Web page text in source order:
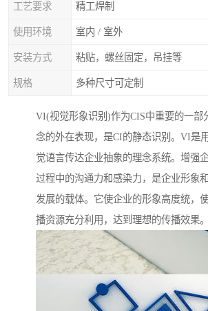
工艺要求 精工焊制
使用环境 室内 / 室外
安装方式 粘贴，螺丝固定，吊挂等
规格 多种尺寸可定制
VI(视觉形象识别)作为CIS中重要的一部
念的外在表现，是CI的静态识别。VI是
觉语言传达企业抽象的理念系统。增强
过程中的沟通力和感染力，是企业形象
发展的载体。它使企业的形象高度统，
播资源充分利用，达到理想的传播效果。